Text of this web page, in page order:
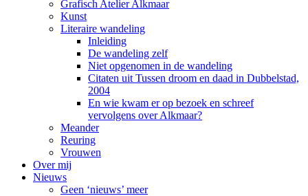
Grafisch Atelier Alkmaar
Kunst
Literaire wandeling
Inleiding
De wandeling zelf
Niet opgenomen in de wandeling
Citaten uit Tussen droom en daad in Dubbelstad,
2004
En wie kwam er op bezoek en schreef
vervolgens over Alkmaar?
Meander
Reuring
Vrouwen
Over mij
Nieuws
Geen ‘nieuws’ meer